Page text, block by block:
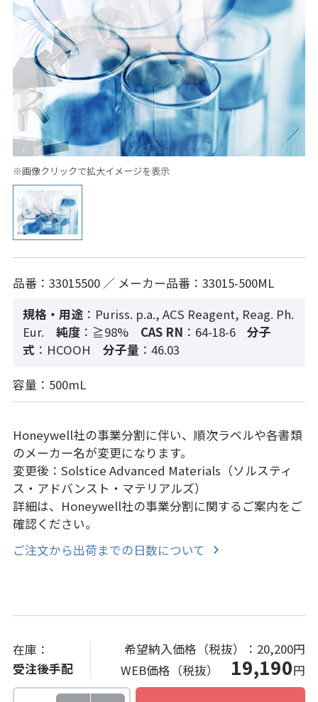
※画像クリックで拡大イメージを表示
品番：33015500 ／ メーカー品番：33015-500ML
規格・用途 ：Puriss. p.a., ACS Reagent, Reag. Ph.
Eur.
純度：≧98% CAS RN ：64-18-6
分子
式 ：HCOOH 分子量 ：46.03
容量：500mL
Honeywell社の事業分割に伴い、順次ラベルや各書類
のメーカー名が変更になります。
変更後：Solstice Advanced Materials（ソルスティ
ス・アドバンスト・マテリアルズ）
詳細は、Honeywell社の事業分割に関するご案内をご
確認ください。
ご注文から出荷までの日数について
在庫：
受注後手配
希望納入価格（税抜）： 20,200円
WEB価格（税抜） 19,190円